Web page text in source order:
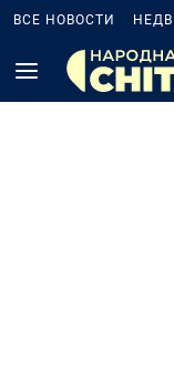
ВСЕ НОВОСТИ